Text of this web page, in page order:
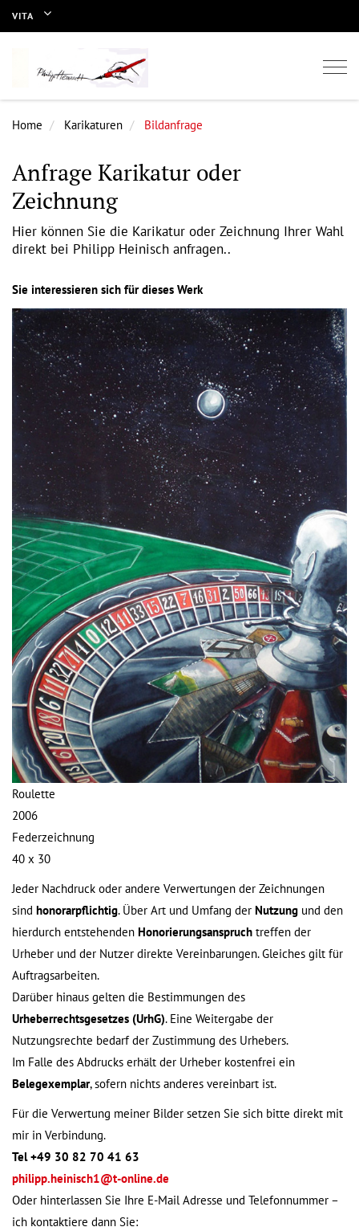
VITA
Home Karikaturen Bildanfrage
Anfrage Karikatur oder
Zeichnung
Hier können Sie die Karikatur oder Zeichnung Ihrer Wahl
direkt bei Philipp Heinisch anfragen..
Sie interessieren sich für dieses Werk
Roulette
2006
Federzeichnung
40 x 30
Jeder Nachdruck oder andere Verwertungen der Zeichnungen
sind honorarpflichtig. Über Art und Umfang der Nutzung und den
hierdurch entstehenden Honorierungsanspruch treffen der
Urheber und der Nutzer direkte Vereinbarungen. Gleiches gilt für
Auftragsarbeiten.
Darüber hinaus gelten die Bestimmungen des
Urheberrechtsgesetzes (UrhG). Eine Weitergabe der
Nutzungsrechte bedarf der Zustimmung des Urhebers.
Im Falle des Abdrucks erhält der Urheber kostenfrei ein
Belegexemplar, sofern nichts anderes vereinbart ist.
Für die Verwertung meiner Bilder setzen Sie sich bitte direkt mit
mir in Verbindung.
Tel +49 30 82 70 41 63
philipp.heinisch1@t-online.de
Oder hinterlassen Sie Ihre E-Mail Adresse und Telefonnummer –
ich kontaktiere dann Sie: